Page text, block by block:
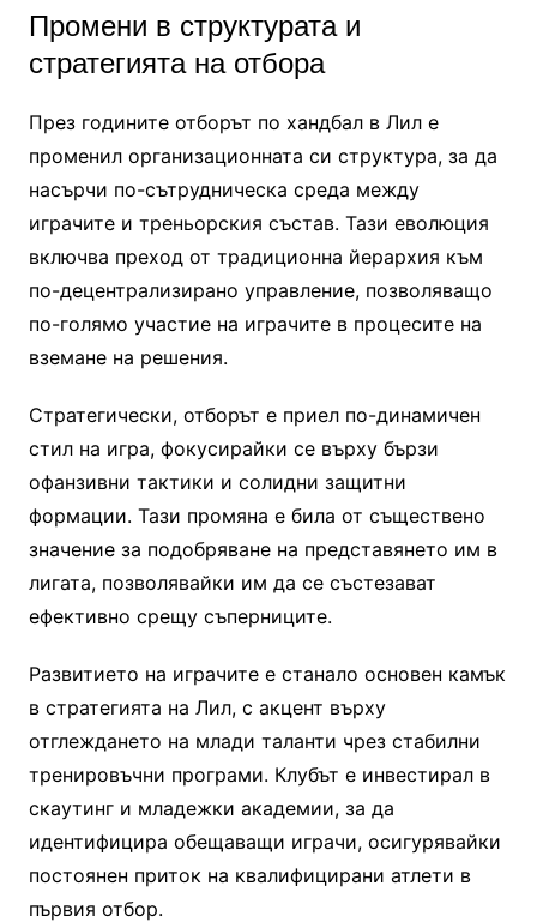
Промени в структурата и
стратегията на отбора
През годините отборът по хандбал в Лил е
променил организационната си структура, за да
насърчи по-сътрудническа среда между
играчите и треньорския състав. Тази еволюция
включва преход от традиционна йерархия към
по-децентрализирано управление, позволяващо
по-голямо участие на играчите в процесите на
вземане на решения.
Стратегически, отборът е приел по-динамичен
стил на игра, фокусирайки се върху бързи
офанзивни тактики и солидни защитни
формации. Тази промяна е била от съществено
значение за подобряване на представянето им в
лигата, позволявайки им да се състезават
ефективно срещу съперниците.
Развитието на играчите е станало основен камък
в стратегията на Лил, с акцент върху
отглеждането на млади таланти чрез стабилни
тренировъчни програми. Клубът е инвестирал в
скаутинг и младежки академии, за да
идентифицира обещаващи играчи, осигурявайки
постоянен приток на квалифицирани атлети в
първия отбор.